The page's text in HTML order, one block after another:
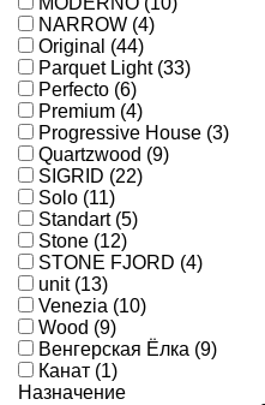
NARROW (4)
Original (44)
Parquet Light (33)
Perfecto (6)
Premium (4)
Progressive House (3)
Quartzwood (9)
SIGRID (22)
Solo (11)
Standart (5)
Stone (12)
STONE FJORD (4)
unit (13)
Venezia (10)
Wood (9)
Венгерская Ёлка (9)
Канат (1)
Назначение